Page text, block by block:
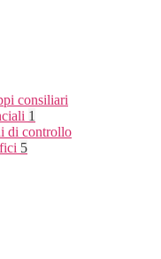
consiliari
1
di controllo
5